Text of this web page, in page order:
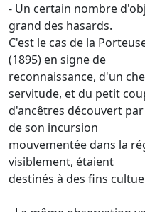
- Un certain nombre
grand des hasards.
C'est le cas de la
(1895) en signe de
reconnaissance, d'un
servitude, et du petit
d'ancêtres découvert
de son incursion
mouvementée dans la
visiblement, étaient
destinés à des fins